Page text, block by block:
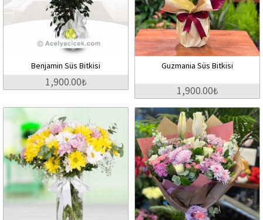
Benjamin Süs Bitkisi
1,900.00₺
Guzmania Süs Bitkisi
1,900.00₺